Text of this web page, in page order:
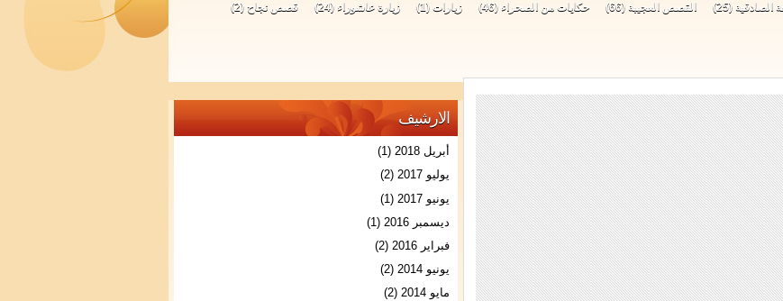
الصادقية (25) القصص العجيبة (66) حكايات من الصحراء (46) زيارات (1) زيارة عاشوراء (24) قصص نجاح (2)
الارشيف
أبريل 2018
(1)
يوليو 2017
(2)
يونيو 2017
(1)
ديسمبر 2016
(1)
فبراير 2016
(2)
يونيو 2014
(2)
مايو 2014
(2)